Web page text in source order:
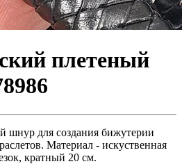
плетеный
шнур для создания бижутерии
Материал - искуственная
кратный 20 см.